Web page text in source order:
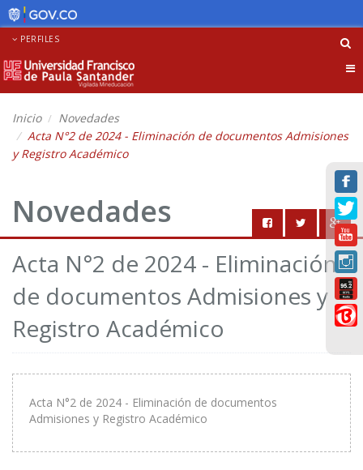
PERFILES
Inicio
Novedades
Acta N°2 de 2024 - Eliminación de documentos Admisiones
y Registro Académico
Novedades
Acta N°2 de 2024 - Eliminación
de documentos Admisiones y
Registro Académico
Acta N°2 de 2024 - Eliminación de documentos
Admisiones y Registro Académico